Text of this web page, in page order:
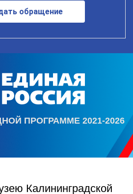
обращение
ПРОГРАММЕ 2021-2026
Калининградской